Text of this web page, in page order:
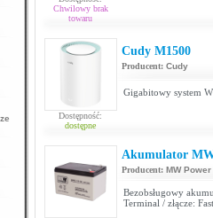
Chwilowy brak
towaru
Dostępność:
dostępne
Cudy M1500
Producent: Cudy
Gigabitowy system
Akumulator
Producent: MW Power
Bezobsługowy
Terminal / złącze: